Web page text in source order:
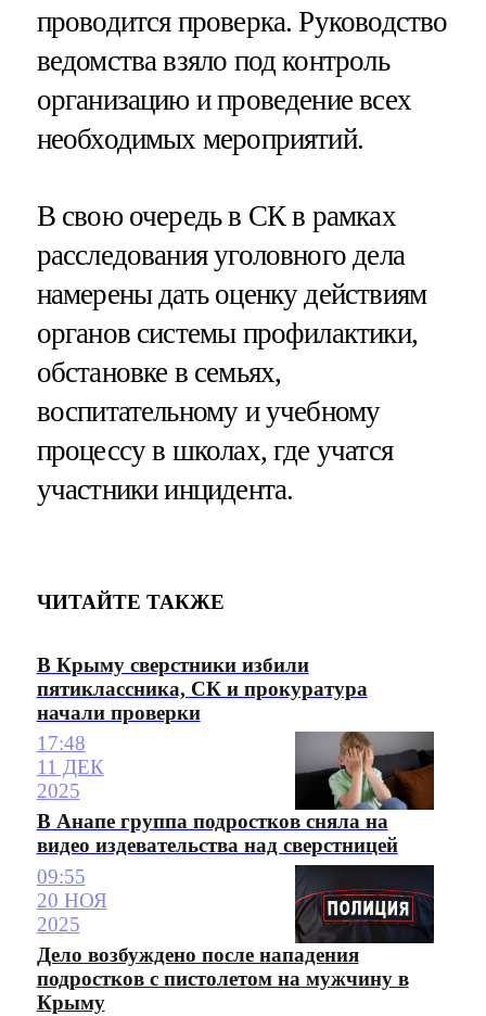
проводится проверка. Руководство
ведомства взяло под контроль
организацию и проведение всех
необходимых мероприятий.
В свою очередь в СК в рамках
расследования уголовного дела
намерены дать оценку действиям
органов системы профилактики,
обстановке в семьях,
воспитательному и учебному
процессу в школах, где учатся
участники инцидента.
ЧИТАЙТЕ ТАКЖЕ
В Крыму сверстники избили
пятиклассника, СК и прокуратура
начали проверки
17:48
11 ДЕК
2025
В Анапе группа подростков сняла на
видео издевательства над сверстницей
09:55
20 НОЯ
2025
Дело возбуждено после нападения
подростков с пистолетом на мужчину в
Крыму